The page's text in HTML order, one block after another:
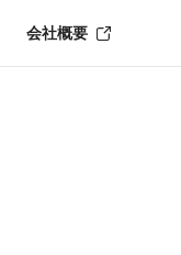
会社概要